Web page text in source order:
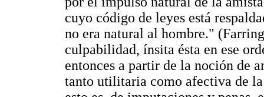
cuyo código de leyes está
no era natural al hombre."
culpabilidad, ínsita ésta en ese
entonces a partir de la noción de
tanto utilitaria como afectiva de